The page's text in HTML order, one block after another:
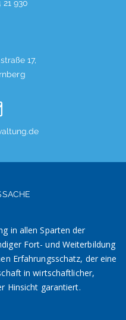
21 930
17,
in allen Sparten der
Fort- und Weiterbildung
Erfahrungsschatz, der eine
in wirtschaftlicher,
Hinsicht garantiert.